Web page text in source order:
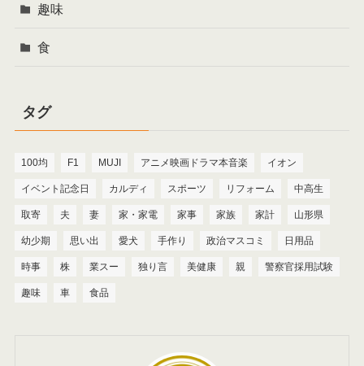
趣味
食
タグ
100均 F1 MUJI アニメ映画ドラマ本音楽 イオン
イベント記念日 カルディ スポーツ リフォーム 中高生
取寄 夫 妻 家・家電 家事 家族 家計 山形県
幼少期 思い出 愛犬 手作り 政治マスコミ 日用品
時事 株 業スー 独り言 美健康 親 警察官採用試験
趣味 車 食品